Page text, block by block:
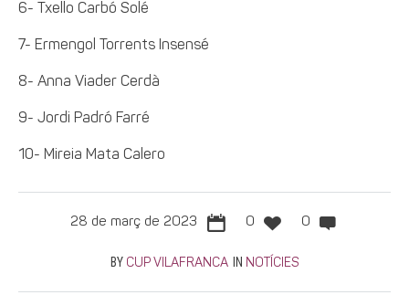
6- Txello Carbó Solé
7- Ermengol Torrents Insensé
8- Anna Viader Cerdà
9- Jordi Padró Farré
10- Mireia Mata Calero
28 de març de 2023 0 0
BY CUP VILAFRANCA IN NOTÍCIES